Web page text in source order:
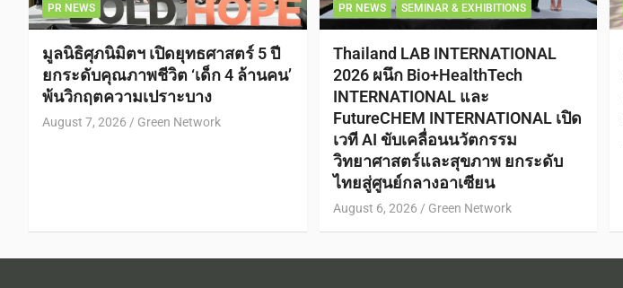
PR NEWS
มูลนิธิศุภนิมิตฯ เปิดยุทธศาสตร์ 5 ปี
ยกระดับคุณภาพชีวิต ‘เด็ก 4 ล้านคน’
พ้นวิกฤตความเปราะบาง
August 7, 2026 Green Network
PR NEWS SEMINAR & EXHIBITIONS
Thailand LAB INTERNATIONAL
2026 ผนึก Bio+HealthTech
INTERNATIONAL และ
FutureCHEM INTERNATIONAL เปิด
เวที AI ขับเคลื่อนนวัตกรรม
วิทยาศาสตร์และสุขภาพ ยกระดับ
ไทยสู่ศูนย์กลางอาเซียน
August 6, 2026 Green Network